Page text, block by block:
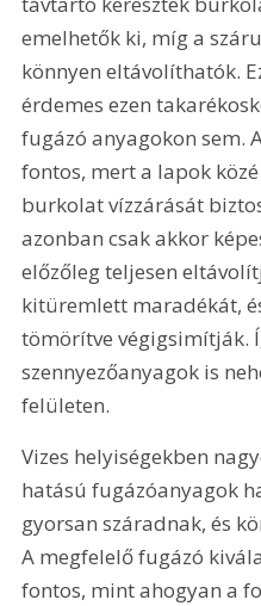
emelhetők ki, míg a
könnyen eltávolíthatók.
érdemes ezen
fugázó anyagokon sem.
fontos, mert a lapok
burkolat vízzárását
azonban csak akkor
előzőleg teljesen
kitüremlett maradékát,
tömörítve végigsimítják.
szennyezőanyagok is
felületen.
Vizes helyiségekben
hatású fugázóanyagok
gyorsan száradnak, és
A megfelelő fugázó
fontos, mint ahogyan a